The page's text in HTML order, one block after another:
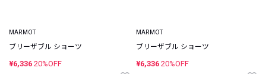
MARMOT
ブリーザブル ショーツ
¥6,336 20%OFF
MARMOT
ブリーザブル ショーツ
¥6,336 20%OFF